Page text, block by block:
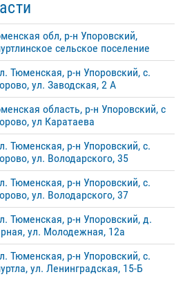
обл, р-н Упоровский,
сельское поселение
Тюменская, р-н Упоровский, с.
ул. Заводская, 2 А
область, р-н Упоровский, с
ул Каратаева
Тюменская, р-н Упоровский, с.
ул. Володарского, 35
Тюменская, р-н Упоровский, с.
ул. Володарского, 37
Тюменская, р-н Упоровский, д.
ул. Молодежная, 12а
Тюменская, р-н Упоровский, с.
ул. Ленинградская, 15-Б